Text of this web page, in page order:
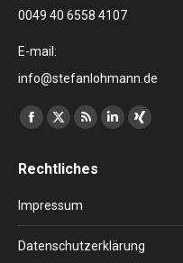
0049 40 6558 4107
E-mail:
info@stefanlohmann.de
Finden Sie uns auf:
Facebook
opens
new
window
X
opens
new
window
RSS
opens
new
window
Linkedin
new
window
XING
new
window
Rechtliches
Impressum
Datenschutzerklärung